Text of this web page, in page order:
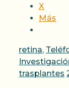
X
Más
Categorías
retina,
trasplantes